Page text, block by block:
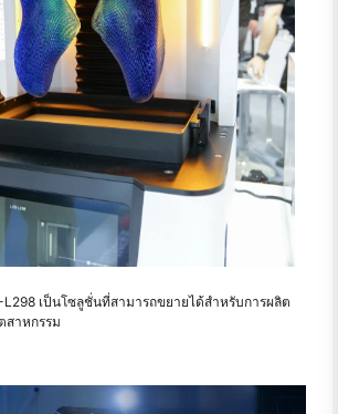
เป็นโซลูชั่นที่สามารถขยายได้สําหรับการผลิต
สาหกรรม